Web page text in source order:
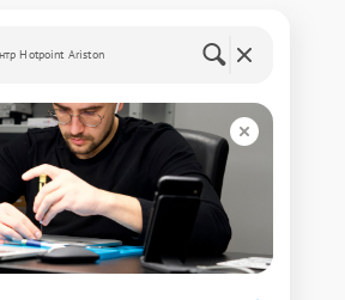
Hotpoint Ariston